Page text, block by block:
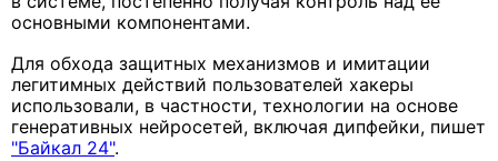
основными компонентами.
Для обхода защитных механизмов и имитации
легитимных действий пользователей хакеры
использовали, в частности, технологии на основе
генеративных нейросетей, включая дипфейки, пишет
"Байкал 24".